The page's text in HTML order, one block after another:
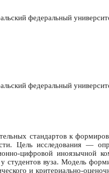
федеральный
федеральный
стандартов к
Цель исследования —
цифровой иноязычной
вуза. Модель
и критериально-